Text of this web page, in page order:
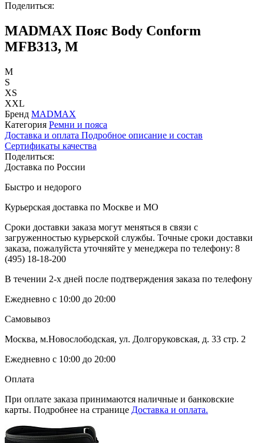
Поделиться:
MADMAX Пояс Body Conform
MFB313, M
M
S
XS
XXL
Бренд MADMAX
Категория Ремни и пояса
Доставка и оплата Подробное описание и состав
Сертификаты качества
Поделиться:
Доставка по России
Быстро и недорого
Курьерская доставка по Москве и МО
Сроки доставки заказа могут меняться в связи с
загруженностью курьерской службы. Точные сроки доставки
заказа, пожалуйста уточняйте у менеджера по телефону: 8
(495) 18-18-200
В течении 2-х дней после подтверждения заказа по телефону
Ежедневно с 10:00 до 20:00
Самовывоз
Москва, м.Новослободская, ул. Долгоруковская, д. 33 стр. 2
Ежедневно с 10:00 до 20:00
Оплата
При оплате заказа принимаются наличные и банковские
карты. Подробнее на странице Доставка и оплата.